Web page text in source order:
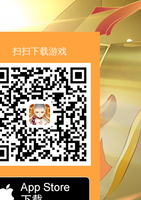
扫扫下载游戏